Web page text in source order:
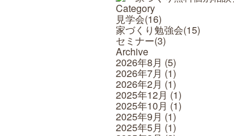
Category
見学会(16)
家づくり勉強会(15)
セミナー(3)
Archive
2026年8月 (5)
2026年7月 (1)
2026年2月 (1)
2025年12月 (1)
2025年10月 (1)
2025年9月 (1)
2025年5月 (1)